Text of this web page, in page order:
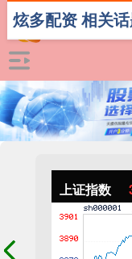
上证指数
炫多配资 相关